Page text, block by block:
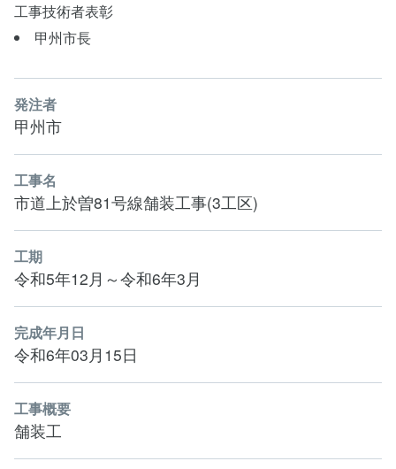
工事技術者表彰
甲州市長
発注者
甲州市
工事名
市道上於曽81号線舗装工事(3工区)
工期
令和5年12月～令和6年3月
完成年月日
令和6年03月15日
工事概要
舗装工